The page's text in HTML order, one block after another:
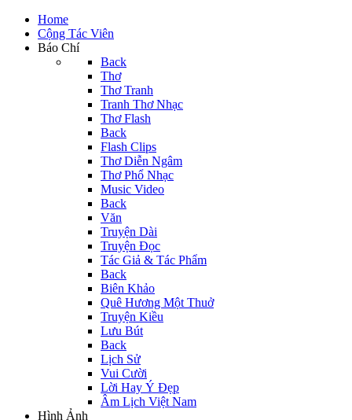
Home
Cộng Tác Viên
Báo Chí
Back
Thơ
Thơ Tranh
Tranh Thơ Nhạc
Thơ Flash
Back
Flash Clips
Thơ Diễn Ngâm
Thơ Phổ Nhạc
Music Video
Back
Văn
Truyện Dài
Truyện Đọc
Tác Giả & Tác Phẩm
Back
Biên Khảo
Quê Hương Một Thuở
Truyện Kiều
Lưu Bút
Back
Lịch Sử
Vui Cười
Lời Hay Ý Đẹp
Âm Lịch Việt Nam
Hình Ảnh